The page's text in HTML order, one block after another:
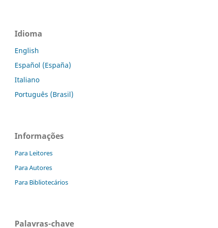
Idioma
English
Español (España)
Italiano
Português (Brasil)
Informações
Para Leitores
Para Autores
Para Bibliotecários
Palavras-chave